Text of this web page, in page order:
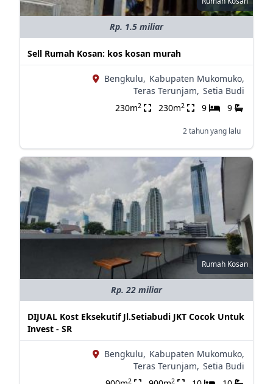
Rp. 1.5 miliar
Sell Rumah Kosan: kos kosan murah
Bengkulu, Kabupaten Mukomuko,
Teras Terunjam, Setia Budi
230m2 230m2 9 9
2 tahun yang lalu
Rumah Kosan
Rp. 22 miliar
DIJUAL Kost Eksekutif Jl.Setiabudi JKT Cocok Untuk
Invest - SR
Bengkulu, Kabupaten Mukomuko,
Teras Terunjam, Setia Budi
2 2